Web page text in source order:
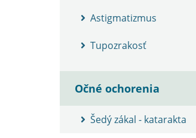
Astigmatizmus
Tupozrakosť
Očné ochorenia
Šedý zákal - katarakta